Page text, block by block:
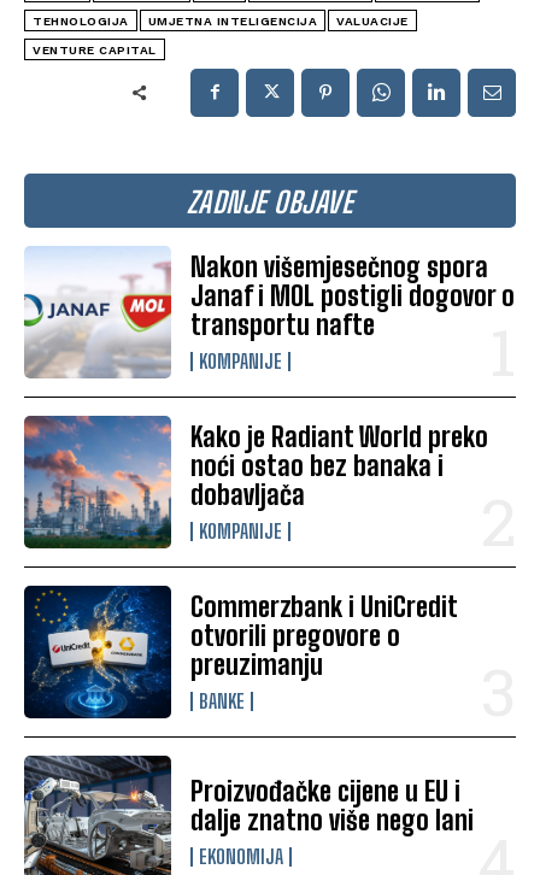
ZADNJE OBJAVE
Nakon višemjesečnog spora
Janaf i MOL postigli dogovor o
transportu nafte
KOMPANIJE
Kako je Radiant World preko
noći ostao bez banaka i
dobavljača
KOMPANIJE
Commerzbank i UniCredit
otvorili pregovore o
preuzimanju
BANKE
Proizvođačke cijene u EU i
dalje znatno više nego lani
EKONOMIJA
TEHNOLOGIJA UMJETNA INTELIGENCIJA VALUACIJE
VENTURE CAPITAL